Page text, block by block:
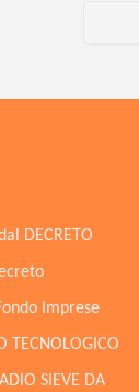
DECRETO
Imprese
SIEVE DA